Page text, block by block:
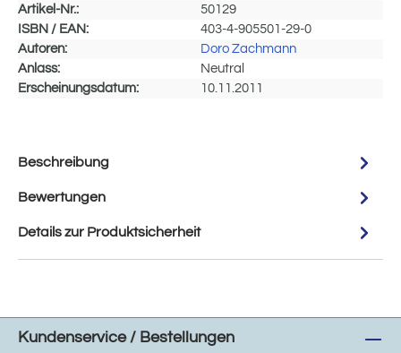
Artikel-Nr.:
50129
ISBN / EAN:
403-4-905501-29-0
Autoren:
Doro Zachmann
Anlass:
Neutral
Erscheinungsdatum:
10.11.2011
Beschreibung
Bewertungen
Details zur Produktsicherheit
Kundenservice / Bestellungen